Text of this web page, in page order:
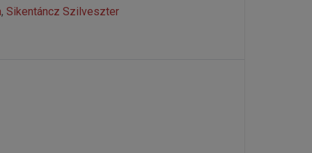
, Sikentáncz Szilveszter